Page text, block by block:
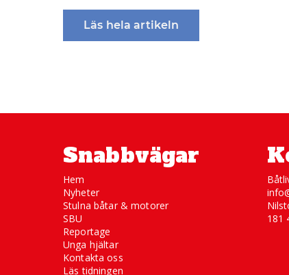
Läs hela artikeln
Snabbvägar
Hem
Nyheter
Stulna båtar & motorer
SBU
Reportage
Unga hjältar
Kontakta oss
Läs tidningen
181